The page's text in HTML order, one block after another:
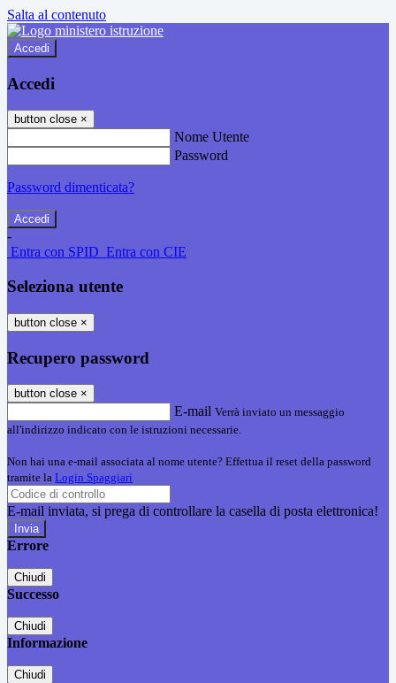
Salta al contenuto
Accedi
Accedi
button close ×
Nome Utente
Password
Password dimenticata?
-
Entra con SPID Entra con CIE
Seleziona utente
button close ×
Recupero password
button close ×
E-mail Verrà inviato un messaggio
all'indirizzo indicato con le istruzioni necessarie.
Non hai una e-mail associata al nome utente? Effettua il reset della password
tramite la Login Spaggiari
E-mail inviata, si prega di controllare la casella di posta elettronica!
Errore
Chiudi
Successo
Chiudi
Informazione
Chiudi